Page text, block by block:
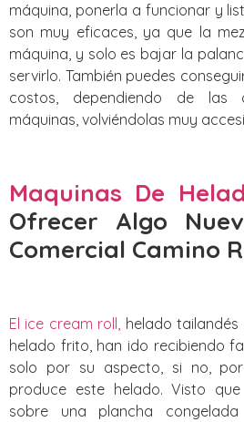
máquina, ponerla a funcionar y
son muy eficaces, ya que la
máquina, y solo es bajar la
servirlo. También puedes
costos, dependiendo de las
máquinas, volviéndolas muy
Maquinas De
Ofrecer Algo
Comercial Camino
El ice cream roll, helado
helado frito, han ido recibiendo
solo por su aspecto, si no,
produce este helado. Visto
sobre una plancha